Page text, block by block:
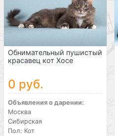
Обнимательный пушистый
красавец кот Хосе
0 руб.
Объявления о дарении:
Москва
Сибирская
Пол: Кот